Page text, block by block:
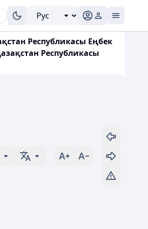
Республикасы Еңбек
Республикасы